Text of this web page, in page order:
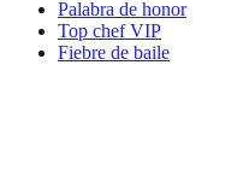
Palabra de honor
Top chef VIP
Fiebre de baile